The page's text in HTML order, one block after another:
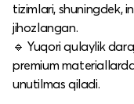
tizimlari, shuningdek,
jihozlangan.
🔹 Yuqori qulaylik
premium
unutilmas qiladi.